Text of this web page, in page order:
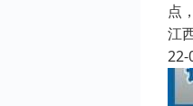
点
江
22-